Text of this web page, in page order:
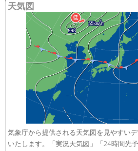
天気図
気象庁から提供される天気図を見やすい
いたします。「実況天気図」「24時間先